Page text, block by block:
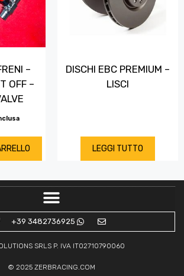
–
OFF –
DISCHI EBC PREMIUM –
LISCI
LEGGI TUTTO
+39 3482736925
SRLS P. IVA IT02710790060
© 2025 ZERBRACING.COM